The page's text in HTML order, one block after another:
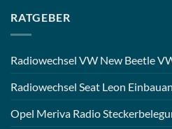
RATGEBER
Radiowechsel VW New Beetle
Radiowechsel Seat Leon
Opel Meriva Radio